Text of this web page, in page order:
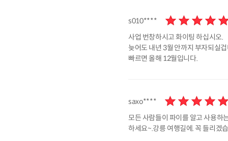
s010****
사업 번창하시고 화이팅 하십시오.
늦어도 내년 3월 안까지 부자되실
빠르면 올해 12월입니다.
saxo****
모든 사람들이 파이를 알고 사용하
하세요~.강릉 여행길에. 꼭 들리겠